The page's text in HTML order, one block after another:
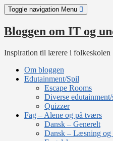
Skip
to
content
Toggle navigation Menu
Bloggen om IT og
Inspiration til lærere i folkeskolen
Om bloggen
Edutainment/Spil
Escape Rooms
Diverse
Quizzer
Fag – Alene og på tværs
Dansk – Generelt
Dansk – Læsning og